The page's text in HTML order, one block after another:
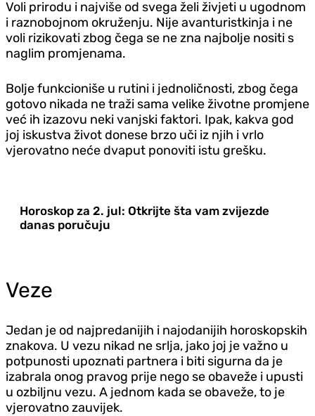
Voli prirodu i najviše od svega želi živjeti u ugodnom
i raznobojnom okruženju. Nije avanturistkinja i ne
voli rizikovati zbog čega se ne zna najbolje nositi s
naglim promjenama.
Bolje funkcioniše u rutini i jednoličnosti, zbog čega
gotovo nikada ne traži sama velike životne promjene
već ih izazovu neki vanjski faktori. Ipak, kakva god
joj iskustva život donese brzo uči iz njih i vrlo
vjerovatno neće dvaput ponoviti istu grešku.
Horoskop za 2. jul: Otkrijte šta vam zvijezde
danas poručuju
Veze
Jedan je od najpredanijih i najodanijih horoskopskih
znakova. U vezu nikad ne srlja, jako joj je važno u
potpunosti upoznati partnera i biti sigurna da je
izabrala onog pravog prije nego se obaveže i upusti
u ozbiljnu vezu. A jednom kada se obaveže, to je
vjerovatno zauvijek.